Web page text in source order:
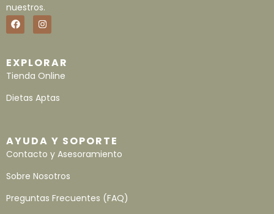
nuestros.
EXPLORAR
Tienda Online
Dietas Aptas
AYUDA Y SOPORTE
Contacto y Asesoramiento
Sobre Nosotros
Preguntas Frecuentes (FAQ)